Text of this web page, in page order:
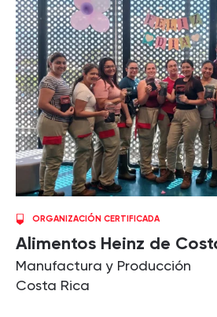
ORGANIZACIÓN CERTIFICADA
Alimentos Heinz de
Manufactura y Producción
Costa Rica